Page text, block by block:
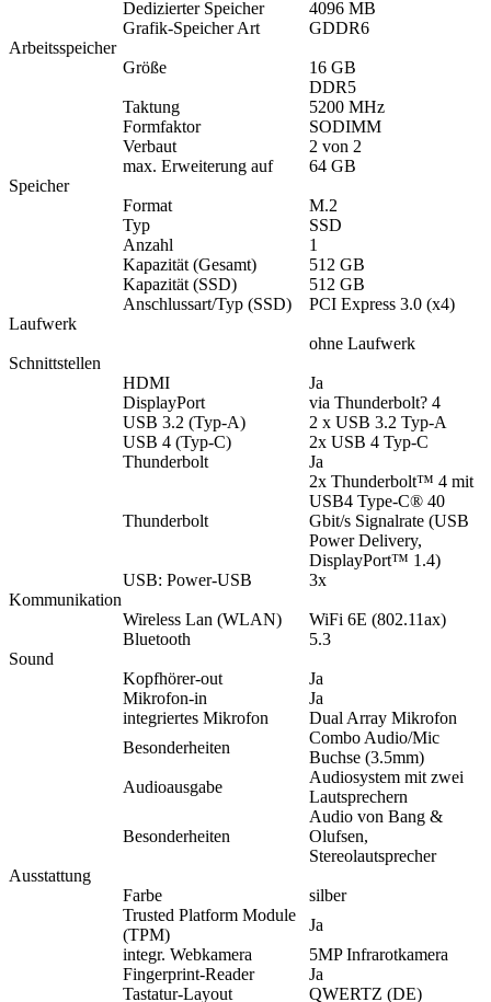
Dedizierter Speicher
4096 MB
Grafik-Speicher Art
GDDR6
Arbeitsspeicher
Größe
16 GB
DDR5
Taktung
5200 MHz
Formfaktor
SODIMM
Verbaut
2 von 2
max. Erweiterung auf
64 GB
Speicher
Format
M.2
Typ
SSD
Anzahl
1
Kapazität (Gesamt)
512 GB
Kapazität (SSD)
512 GB
Anschlussart/Typ (SSD)
PCI Express 3.0 (x4)
Laufwerk
ohne Laufwerk
Schnittstellen
HDMI
Ja
DisplayPort
via Thunderbolt? 4
USB 3.2 (Typ-A)
2 x USB 3.2 Typ-A
USB 4 (Typ-C)
2x USB 4 Typ-C
Thunderbolt
Ja
Thunderbolt
2x Thunderbolt™ 4 mit
USB4 Type-C® 40
Gbit/s Signalrate (USB
Power Delivery,
DisplayPort™ 1.4)
USB: Power-USB
3x
Kommunikation
Wireless Lan (WLAN)
WiFi 6E (802.11ax)
Bluetooth
5.3
Sound
Kopfhörer-out
Ja
Mikrofon-in
Ja
integriertes Mikrofon
Dual Array Mikrofon
Besonderheiten
Combo Audio/Mic
Buchse (3.5mm)
Audioausgabe
Audiosystem mit zwei
Lautsprechern
Besonderheiten
Audio von Bang &
Olufsen,
Stereolautsprecher
Ausstattung
Farbe
silber
Trusted Platform Module
(TPM)
Ja
integr. Webkamera
5MP Infrarotkamera
Fingerprint-Reader
Ja
Tastatur-Layout
QWERTZ (DE)